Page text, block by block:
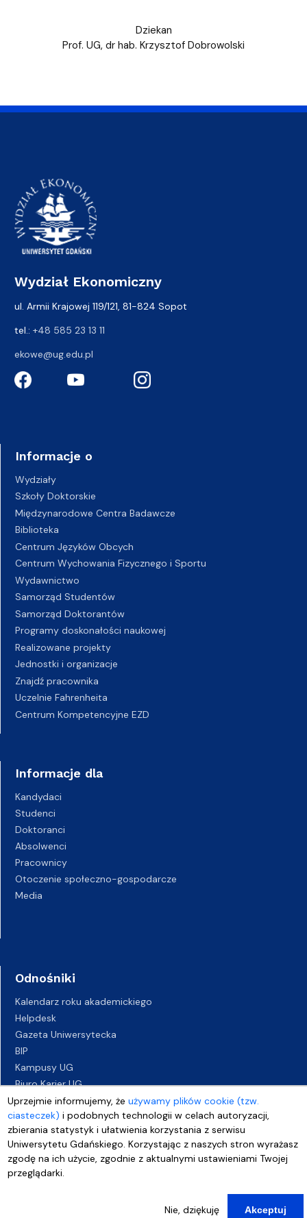
Uprzejmie informujemy, żeużywamy plików cookie (tzw.
ciasteczek) i podobnych technologii w celach autoryzacji,
zbierania statystyk i ułatwienia korzystania z serwisu
Uniwersytetu Gdańskiego. Korzystając z naszych stron wyrażasz
zgodę na ich użycie, zgodnie z aktualnymi ustawieniami Twojej
przeglądarki.
Nie, dziękuję Akceptuj
Dziekan
Prof. UG, dr hab. Krzysztof Dobrowolski
Wydział Ekonomiczny
ul. Armii Krajowej 119/121, 81-824 Sopot
tel.: +48 585 23 13 11
ekowe@ug.edu.pl
Informacje o
Wydziały
Szkoły Doktorskie
Międzynarodowe Centra Badawcze
Biblioteka
Centrum Języków Obcych
Centrum Wychowania Fizycznego i Sportu
Wydawnictwo
Samorząd Studentów
Samorząd Doktorantów
Programy doskonałości naukowej
Realizowane projekty
Jednostki i organizacje
Znajdź pracownika
Uczelnie Fahrenheita
Centrum Kompetencyjne EZD
Informacje dla
Kandydaci
Studenci
Doktoranci
Absolwenci
Pracownicy
Otoczenie społeczno-gospodarcze
Media
Odnośniki
Kalendarz roku akademickiego
Helpdesk
Gazeta Uniwersytecka
BIP
Kampusy UG
Biuro Karier UG
Oferty pracy
Deklaracja dostępności